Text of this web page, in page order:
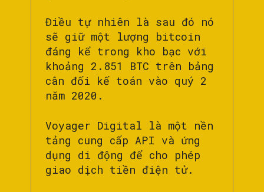
Điều tự nhiên là sau đó nó
sẽ giữ một lượng bitcoin
đáng kể trong kho bạc với
khoảng 2.851 BTC trên bảng
cân đối kế toán vào quý 2
năm 2020.
Voyager Digital là một nền
tảng cung cấp API và ứng
dụng di động để cho phép
giao dịch tiền điện tử.